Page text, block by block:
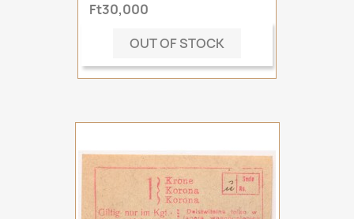
Ft30,000
OUT OF STOCK